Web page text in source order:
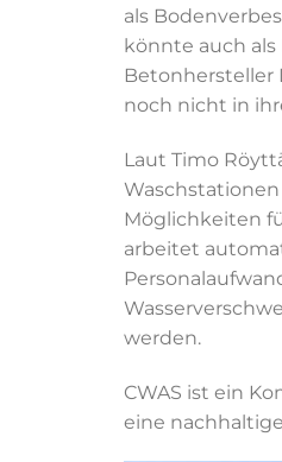
als
könnte auch
Betonhersteller
noch nicht in
Laut Timo
Möglichkeiten
arbeitet
werden.
CWAS ist ein
eine